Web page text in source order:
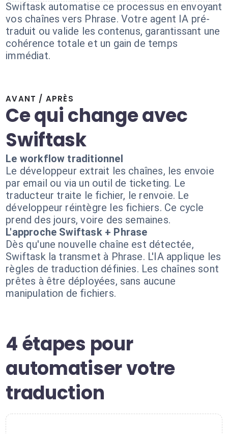
Swiftask automatise ce processus en envoyant
vos chaînes vers Phrase. Votre agent IA pré-
traduit ou valide les contenus, garantissant une
cohérence totale et un gain de temps
immédiat.
AVANT / APRÈS
Ce qui change avec
Swiftask
Le workflow traditionnel
Le développeur extrait les chaînes, les envoie
par email ou via un outil de ticketing. Le
traducteur traite le fichier, le renvoie. Le
développeur réintègre les fichiers. Ce cycle
prend des jours, voire des semaines.
L'approche Swiftask + Phrase
Dès qu'une nouvelle chaîne est détectée,
Swiftask la transmet à Phrase. L'IA applique les
règles de traduction définies. Les chaînes sont
prêtes à être déployées, sans aucune
manipulation de fichiers.
4 étapes pour
automatiser votre
traduction